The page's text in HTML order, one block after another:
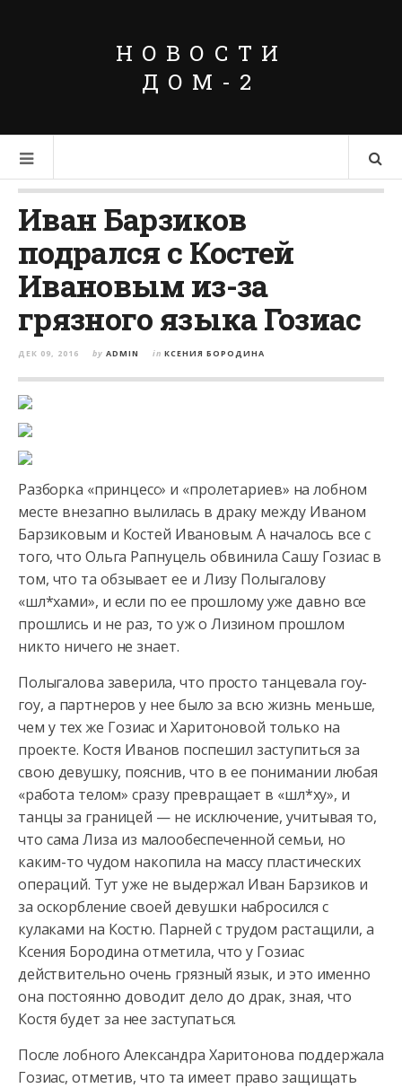
НОВОСТИ
ДОМ-2
Иван Барзиков
подрался с Костей
Ивановым из-за
грязного языка Гозиас
ДЕК 09, 2016 by ADMIN in КСЕНИЯ БОРОДИНА
Разборка «принцесс» и «пролетариев» на лобном
месте внезапно вылилась в драку между Иваном
Барзиковым и Костей Ивановым. А началось все с
того, что Ольга Рапнуцель обвинила Сашу Гозиас в
том, что та обзывает ее и Лизу Полыгалову
«шл*хами», и если по ее прошлому уже давно все
прошлись и не раз, то уж о Лизином прошлом
никто ничего не знает.
Полыгалова заверила, что просто танцевала гоу-
гоу, а партнеров у нее было за всю жизнь меньше,
чем у тех же Гозиас и Харитоновой только на
проекте. Костя Иванов поспешил заступиться за
свою девушку, пояснив, что в ее понимании любая
«работа телом» сразу превращает в «шл*ху», и
танцы за границей — не исключение, учитывая то,
что сама Лиза из малообеспеченной семьи, но
каким-то чудом накопила на массу пластических
операций. Тут уже не выдержал Иван Барзиков и
за оскорбление своей девушки набросился с
кулаками на Костю. Парней с трудом растащили, а
Ксения Бородина отметила, что у Гозиас
действительно очень грязный язык, и это именно
она постоянно доводит дело до драк, зная, что
Костя будет за нее заступаться.
После лобного Александра Харитонова поддержала
Гозиас, отметив, что та имеет право защищать